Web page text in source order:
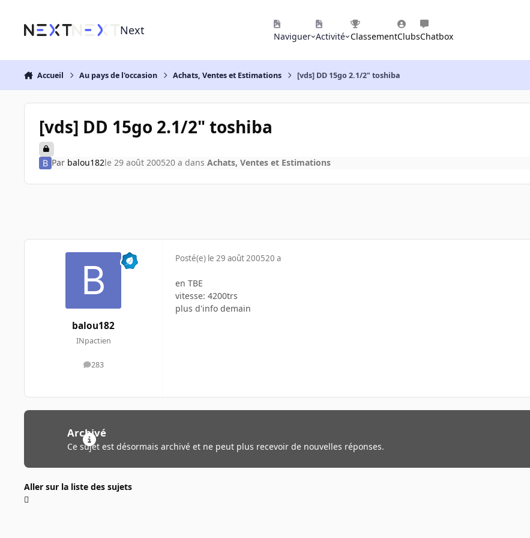
Next Naviguer Activité ClassementClubsChatbox
Accueil Au pays de l'occasion Achats, Ventes et Estimations [vds] DD 15go 2.1/2" toshiba
[vds] DD 15go 2.1/2" toshiba
Par balou182le 29 août 200520 a dans Achats, Ventes et Estimations
balou182
INpactien
283
messages
Posté(e) le 29 août 200520 a
en TBE
vitesse: 4200trs
plus d'info demain
Archivé
Ce sujet est désormais archivé et ne peut plus recevoir de nouvelles réponses.
Aller sur la liste des sujets